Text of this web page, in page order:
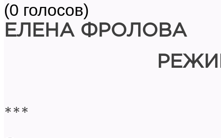
(0 голосов)
ЕЛЕНА ФРОЛОВА
***